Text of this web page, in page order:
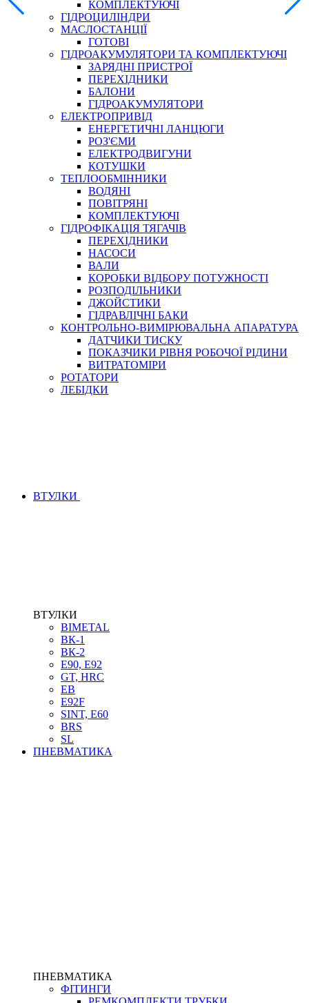
СПЕЦІАЛЬНІ
ГЕРМЕТИКИ
КЛЕЇ, ЦЕМЕНТИ, ЕПОКСИДКИ
РЕМОНТ ГІДРОЦИЛІНДРІВ
БОРЕКС, ЕО
КОМПЛЕКТУЮЧІ
ГІДРОЦИЛІНДРИ
МАСЛОСТАНЦІЇ
ГОТОВІ
ГІДРОАКУМУЛЯТОРИ ТА КОМПЛЕКТУЮЧІ
ЗАРЯДНІ ПРИСТРОЇ
ПЕРЕХІДНИКИ
БАЛОНИ
ГІДРОАКУМУЛЯТОРИ
ЕЛЕКТРОПРИВІД
ЕНЕРГЕТИЧНІ ЛАНЦЮГИ
РОЗ'ЄМИ
ЕЛЕКТРОДВИГУНИ
КОТУШКИ
ТЕПЛООБМІННИКИ
ВОДЯНІ
ПОВІТРЯНІ
КОМПЛЕКТУЮЧІ
ГІДРОФІКАЦІЯ ТЯГАЧІВ
ПЕРЕХІДНИКИ
НАСОСИ
ВАЛИ
КОРОБКИ ВІДБОРУ ПОТУЖНОСТІ
РОЗПОДІЛЬНИКИ
ДЖОЙСТИКИ
ГІДРАВЛІЧНІ БАКИ
КОНТРОЛЬНО-ВИМІРЮВАЛЬНА АПАРАТУРА
ДАТЧИКИ ТИСКУ
ПОКАЗЧИКИ РІВНЯ РОБОЧОЇ РІДИНИ
ВИТРАТОМІРИ
РОТАТОРИ
ЛЕБІДКИ
ВТУЛКИ
ВТУЛКИ
BIMETAL
ВК-1
ВК-2
Е90, E92
GT, HRC
EB
Е92F
SINT, E60
BRS
SL
ПНЕВМАТИКА
ПНЕВМАТИКА
ФІТИНГИ